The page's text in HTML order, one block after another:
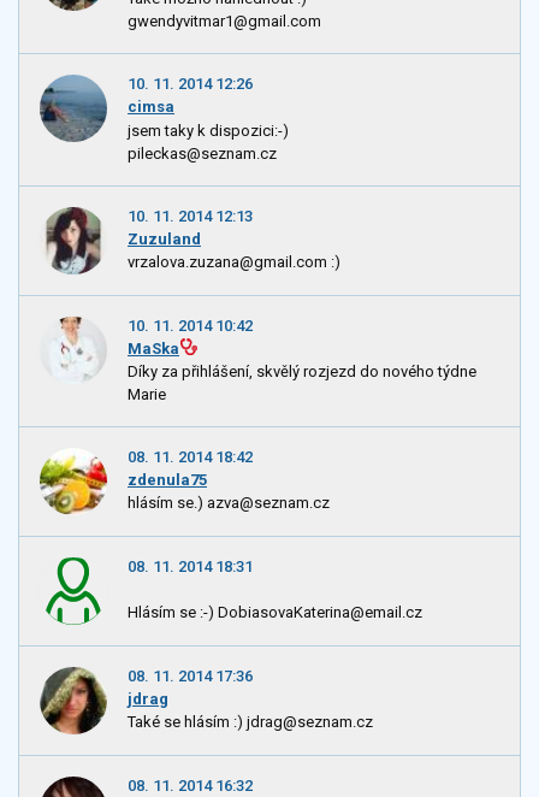
gwendyvitmar1@gmail.com
10. 11. 2014 12:26
cimsa
jsem taky k dispozici:-)
pileckas@seznam.cz
10. 11. 2014 12:13
Zuzuland
vrzalova.zuzana@gmail.com :)
10. 11. 2014 10:42
MaSka
Díky za přihlášení, skvělý rozjezd do nového týdne
Marie
08. 11. 2014 18:42
zdenula75
hlásím se.) azva@seznam.cz
08. 11. 2014 18:31
Hlásím se :-) DobiasovaKaterina@email.cz
08. 11. 2014 17:36
jdrag
Také se hlásím :) jdrag@seznam.cz
08. 11. 2014 16:32